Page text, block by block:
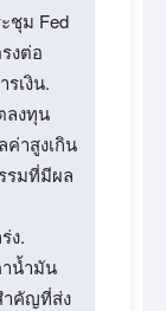
ชุม Fed
งต่อ
เงิน.
ลงทุน
าสูงเกิน
รมที่มีผล
ง.
น้ำมัน
ำคัญที่ส่ง